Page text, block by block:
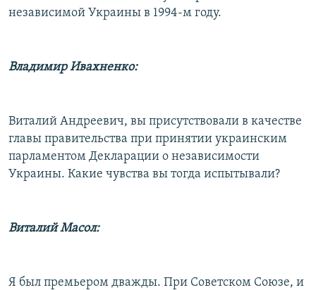
независимой Украины в 1994-м году.
Владимир Ивахненко:
Виталий Андреевич, вы присутствовали в качестве
главы правительства при принятии украинским
парламентом Декларации о независимости
Украины. Какие чувства вы тогда испытывали?
Виталий Масол:
Я был премьером дважды. При Советском Союзе, и